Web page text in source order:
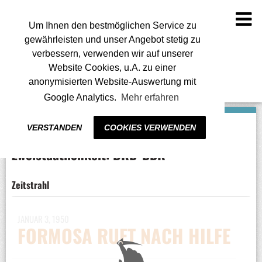
Um Ihnen den bestmöglichen Service zu
gewährleisten und unser Angebot stetig zu
verbessern, verwenden wir auf unserer
Website Cookies, u.A. zu einer
anonymisierten Website-Auswertung mit
Google Analytics.
Mehr erfahren
VERSTANDEN COOKIES VERWENDEN
Zweistaatlichkeit: BRD-DDR
Zeitstrahl
FORMOSA RUFT NACH HILFE